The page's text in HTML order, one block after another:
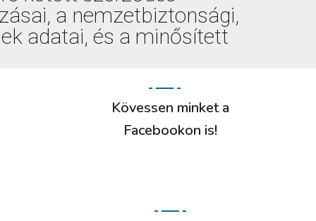
a nemzetbiztonsági,
adatai, és a minősített
Kövessen minket a
Facebookon is!